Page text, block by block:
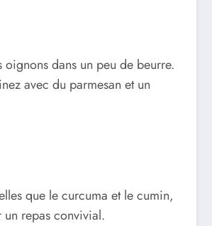
dans un peu de beurre.
avec du parmesan et un
que le curcuma et le cumin,
un repas convivial.